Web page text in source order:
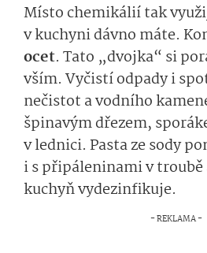
Místo chemikálií tak
v kuchyni dávno máte.
ocet. Tato „dvojka“ si
vším. Vyčistí odpady i
nečistot a vodního
špinavým dřezem,
v lednici. Pasta ze sody
i s připáleninami v troubě
kuchyň vydezinfikuje.